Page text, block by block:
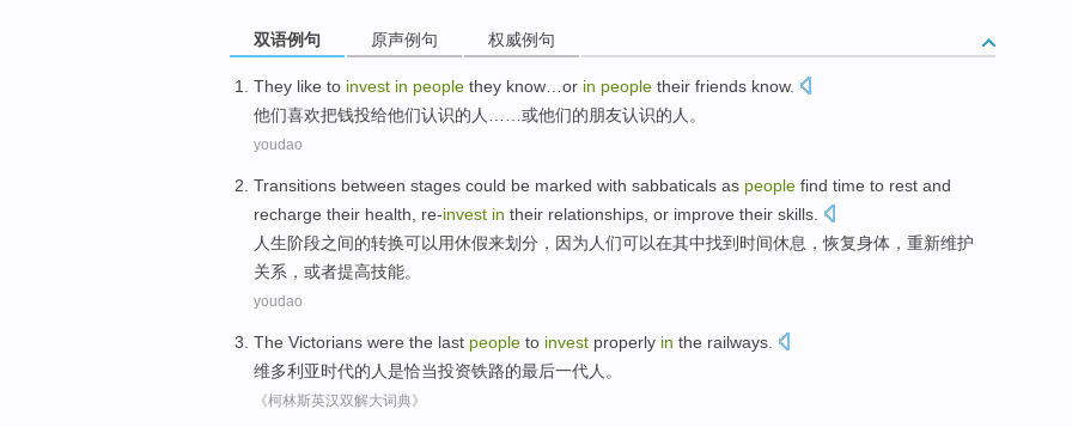
双语例句 原声例句 权威例句
They like to invest in people they know…or in people their friends know.
他们喜欢把钱投给他们认识的人 ……或他们的朋友认识的人。
youdao
Transitions between stages could be marked with sabbaticals as people find time to rest and
recharge their health , re-invest in their relationships or improve their skills
人生阶段之间的转换可以 用休假来划分， 因为 人们可以在其中找到 时间休息 ，恢复身体 ，重新维护
关系 ， 或者提高技能。
youdao
The Victorians were the last people to invest properly in the railways
维多利亚时代的 人是恰当投资铁路的最后一代人。
《柯林斯英汉双解大词典》